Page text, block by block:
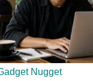
Nugget